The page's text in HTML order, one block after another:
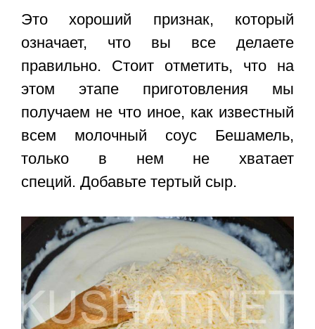
Это хороший признак, который
означает, что вы все делаете
правильно. Стоит отметить, что на
этом этапе приготовления мы
получаем не что иное, как известный
всем молочный соус Бешамель,
только в нем не хватает
специй. Добавьте тертый сыр.